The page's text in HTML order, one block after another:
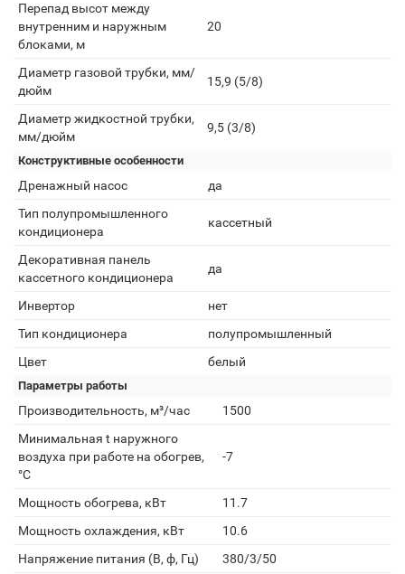
Перепад высот между
внутренним и наружным
блоками, м
20
Диаметр газовой трубки, мм/
дюйм
15,9 (5/8)
Диаметр жидкостной трубки,
мм/дюйм
9,5 (3/8)
Конструктивные особенности
Дренажный насос
да
Тип полупромышленного
кондиционера
кассетный
Декоративная панель
кассетного кондиционера
да
Инвертор
нет
Тип кондиционера
полупромышленный
Цвет
белый
Параметры работы
Производительность, м³/час
1500
Минимальная t наружного
воздуха при работе на обогрев,
°С
-7
Мощность обогрева, кВт
11.7
Мощность охлаждения, кВт
10.6
Напряжение питания (В, ф, Гц)
380/3/50